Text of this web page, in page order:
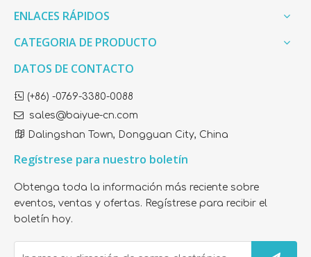
Relleno
Plumón de pato o ganso y Pluma o microfibra (según lo
Peso 200 - 1600g / ordenador personal
Color Blanco; color de tono (según lo solicite)
ENLACES RÁPIDOS
CATEGORIA DE PRODUCTO
DATOS DE CONTACTO
 (+86) -0769-3380-0088
 sales@baiyue-cn.com
 Dalingshan Town, Dongguan City, China
Regístrese para nuestro boletín
Obtenga toda la información más reciente sobre
eventos, ventas y ofertas. Regístrese para recibir el
boletín hoy.